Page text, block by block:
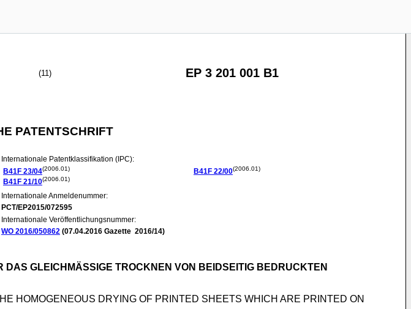
(11) EP 3 201 001 B1
PATENTSCHRIFT
Internationale Patentklassifikation (IPC):
B41F 23/04(2006.01)
B41F 21/10(2006.01)
B41F 22/00(2006.01)
Internationale Anmeldenummer:
PCT/EP2015/072595
Internationale Veröffentlichungsnummer:
WO 2016/050862 (07.04.2016 Gazette 2016/14)
GLEICHMÄSSIGE TROCKNEN VON BEIDSEITIG BEDRUCKTEN
HOMOGENEOUS DRYING OF PRINTED SHEETS WHICH ARE PRINTED ON